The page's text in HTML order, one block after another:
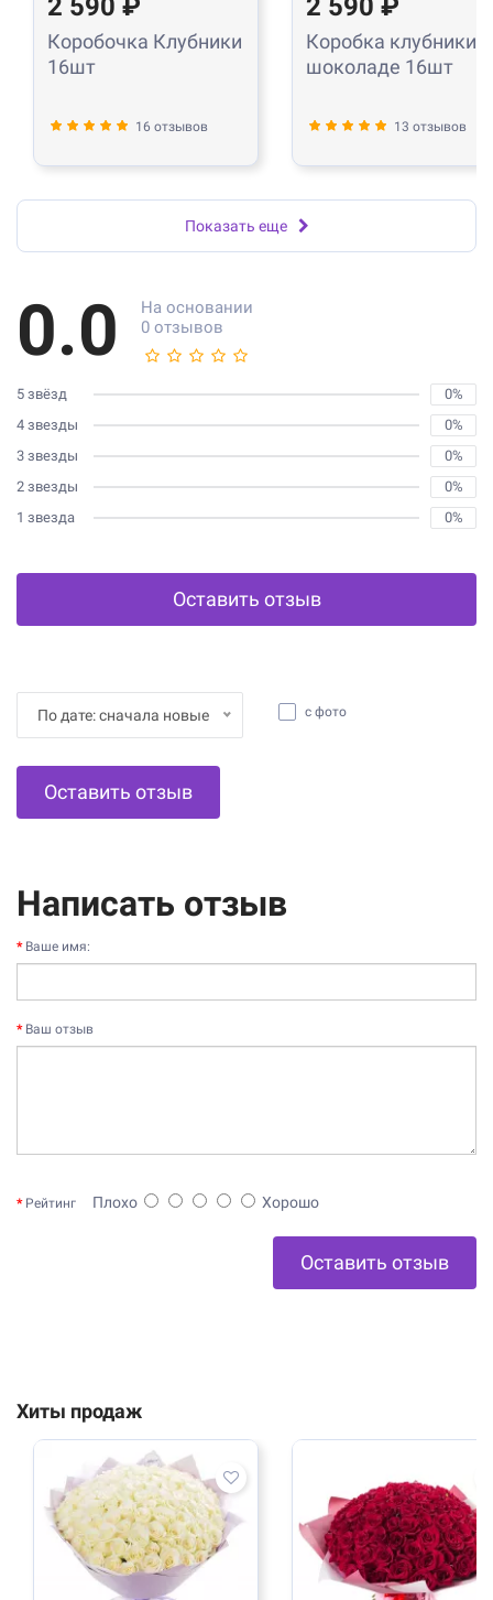
2 590 ₽
Коробочка Клубники
16шт
16 отзывов
2 590 ₽
Коробка клубники в
шоколаде 16шт
13 отзывов
Показать еще
0.0
На основании
0 отзывов
5 звёзд
0%
4 звезды
0%
3 звезды
0%
2 звезды
0%
1 звезда
0%
Оставить отзыв
По дате: сначала новые с фото
Оставить отзыв
Написать отзыв
Ваше имя:
Ваш отзыв
Рейтинг Плохо Хорошо
Оставить отзыв
Хиты продаж